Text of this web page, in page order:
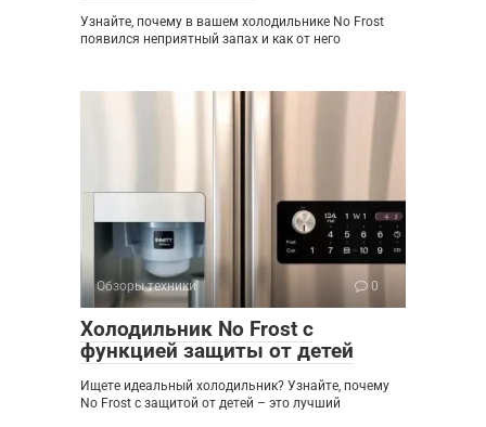
Узнайте, почему в вашем холодильнике No Frost
появился неприятный запах и как от него
Обзоры техники 0
Холодильник No Frost с
функцией защиты от детей
Ищете идеальный холодильник? Узнайте, почему
No Frost с защитой от детей – это лучший